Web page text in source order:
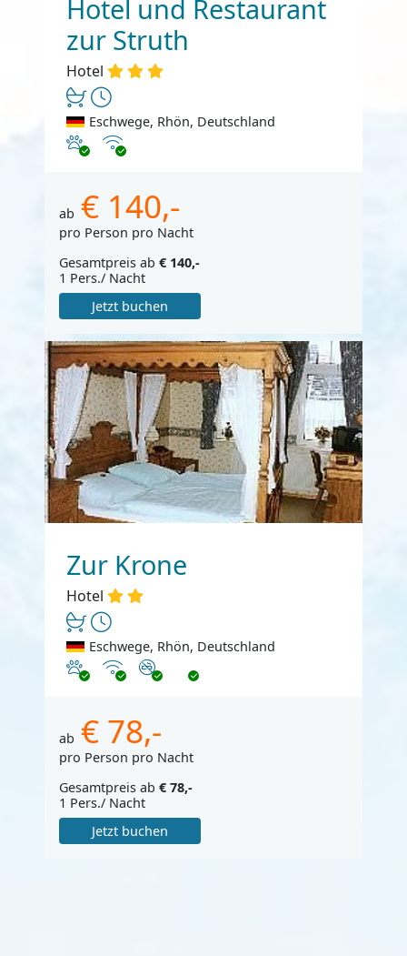
Hotel und Restaurant
zur Struth
Hotel
Eschwege, Rhön, Deutschland
Haustiere erlaubt
Internet
ab € 140,-
pro Person pro Nacht
Gesamtpreis ab € 140,-
1 Pers./ Nacht
Jetzt buchen
Zur Krone
Hotel
Eschwege, Rhön, Deutschland
Haustiere erlaubt
InternetNichtraucher
ab € 78,-
pro Person pro Nacht
Gesamtpreis ab € 78,-
1 Pers./ Nacht
Jetzt buchen